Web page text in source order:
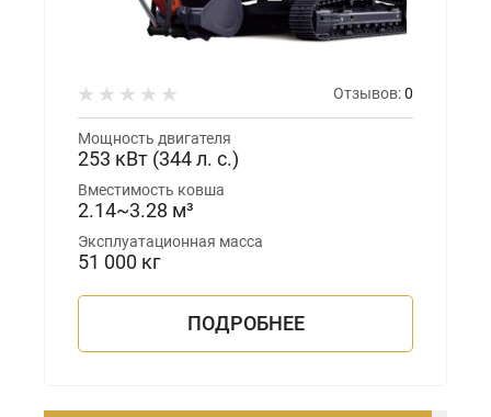
Отзывов:0
Мощность двигателя
253 кВт (344 л. с.)
Вместимость ковша
2.14~3.28 м³
Эксплуатационная масса
51 000 кг
ПОДРОБНЕЕ